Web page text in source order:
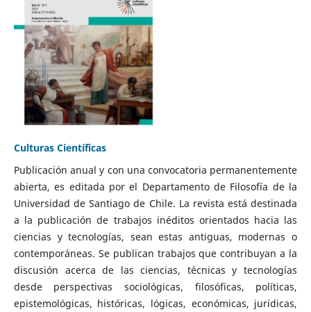
Culturas Científicas
Publicación anual y con una convocatoria permanentemente
abierta, es editada por el Departamento de Filosofía de la
Universidad de Santiago de Chile. La revista está destinada
a la publicación de trabajos inéditos orientados hacia las
ciencias y tecnologías, sean estas antiguas, modernas o
contemporáneas. Se publican trabajos que contribuyan a la
discusión acerca de las ciencias, técnicas y tecnologías
desde perspectivas sociológicas, filosóficas, políticas,
epistemológicas, históricas, lógicas, económicas, jurídicas,